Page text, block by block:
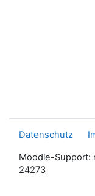
Datenschutz
Moodle-Support:
24273